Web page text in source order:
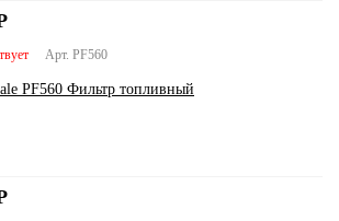
Арт. PF560
PF560 Фильтр топливный